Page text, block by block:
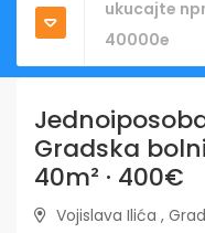
Gradska
40m² · 400€
Vojislava Ilića ,